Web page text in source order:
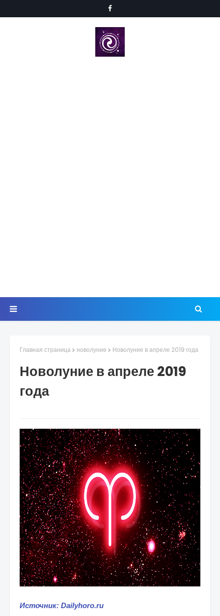
Главная страница новолуние Новолуние в апреле 2019 года
Новолуние в апреле 2019
года
Источник: Dailyhoro.ru